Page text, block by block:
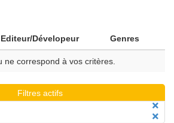
Editeur/Dévelopeur Genres
ne correspond à vos critères.
Filtres actifs